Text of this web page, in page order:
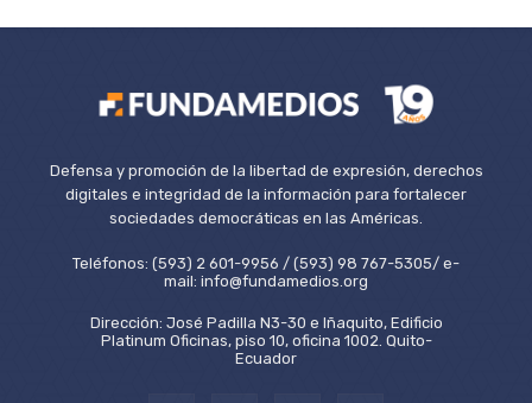
Defensa y promoción de la libertad de expresión, derechos
digitales e integridad de la información para fortalecer
sociedades democráticas en las Américas.
Teléfonos: (593) 2 601-9956 / (593) 98 767-5305/ e-
mail: info@fundamedios.org
Dirección: José Padilla N3-30 e Iñaquito, Edificio
Platinum Oficinas, piso 10, oficina 1002. Quito-
Ecuador